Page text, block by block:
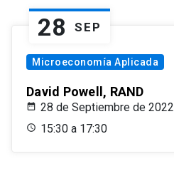
28 SEP
Microeconomía Aplicada
David Powell, RAND
28 de Septiembre de 2022
15:30 a 17:30